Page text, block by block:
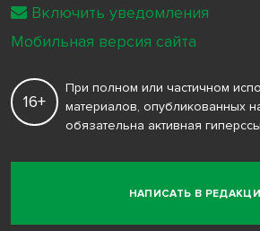
НАПИСАТЬ В
16+
При полном или частичном
материалов, опубликованных
обязательна активная
Включить уведомления
Мобильная версия сайта